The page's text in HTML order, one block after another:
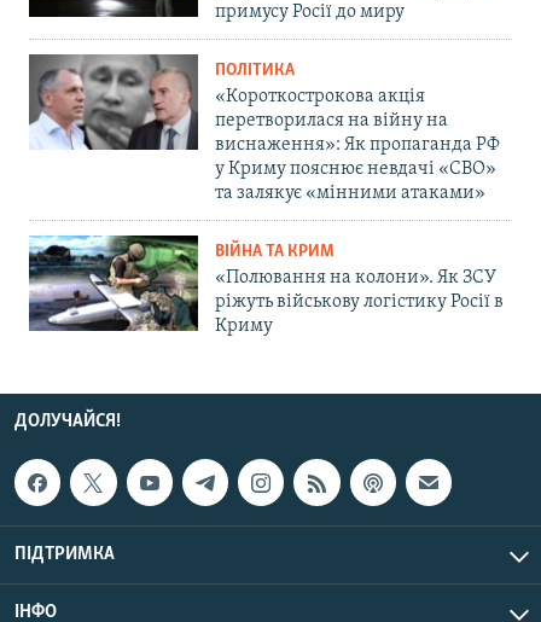
примусу Росії до миру
ПОЛІТИКА
«Короткострокова акція
перетворилася на війну на
виснаження»: Як пропаганда РФ
у Криму пояснює невдачі «СВО»
та залякує «мінними атаками»
ВІЙНА ТА КРИМ
«Полювання на колони». Як ЗСУ
ріжуть військову логістику Росії в
Криму
ДОЛУЧАЙСЯ!
ПІДТРИМКА
ІНФО